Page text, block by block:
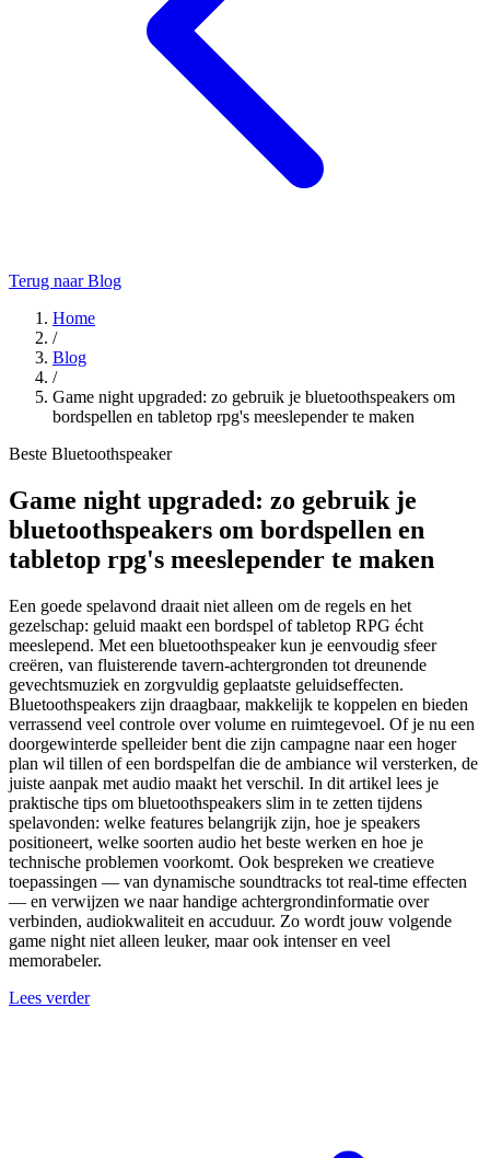
Terug naar Blog
Home
/
Blog
/
Game night upgraded: zo gebruik je bluetoothspeakers om
bordspellen en tabletop rpg's meeslepender te maken
Beste Bluetoothspeaker
Game night upgraded: zo gebruik je
bluetoothspeakers om bordspellen en
tabletop rpg's meeslepender te maken
Een goede spelavond draait niet alleen om de regels en het
gezelschap: geluid maakt een bordspel of tabletop RPG écht
meeslepend. Met een bluetoothspeaker kun je eenvoudig sfeer
creëren, van fluisterende tavern-achtergronden tot dreunende
gevechtsmuziek en zorgvuldig geplaatste geluidseffecten.
Bluetoothspeakers zijn draagbaar, makkelijk te koppelen en bieden
verrassend veel controle over volume en ruimtegevoel. Of je nu een
doorgewinterde spelleider bent die zijn campagne naar een hoger
plan wil tillen of een bordspelfan die de ambiance wil versterken, de
juiste aanpak met audio maakt het verschil. In dit artikel lees je
praktische tips om bluetoothspeakers slim in te zetten tijdens
spelavonden: welke features belangrijk zijn, hoe je speakers
positioneert, welke soorten audio het beste werken en hoe je
technische problemen voorkomt. Ook bespreken we creatieve
toepassingen — van dynamische soundtracks tot real-time effecten
— en verwijzen we naar handige achtergrondinformatie over
verbinden, audiokwaliteit en accuduur. Zo wordt jouw volgende
game night niet alleen leuker, maar ook intenser en veel
memorabeler.
Lees verder